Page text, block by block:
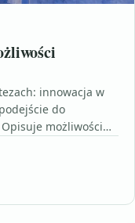
innowacja w
do
możliwości